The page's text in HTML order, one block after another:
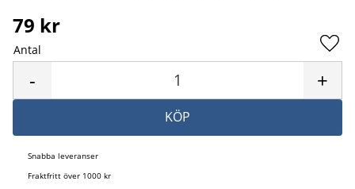
79 kr
Antal
+
-
KÖP
Snabba leveranser
Fraktfritt över 1000 kr